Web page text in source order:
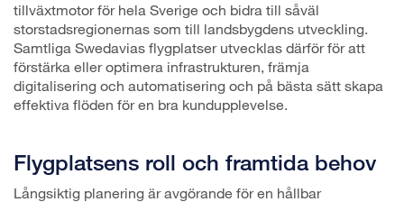
tillväxtmotor för hela Sverige och bidra till såväl
storstadsregionernas som till landsbygdens utveckling.
Samtliga Swedavias flygplatser utvecklas därför för att
förstärka eller optimera infrastrukturen, främja
digitalisering och automatisering och på bästa sätt skapa
effektiva flöden för en bra kundupplevelse.
Flygplatsens roll och framtida behov
Långsiktig planering är avgörande för en hållbar